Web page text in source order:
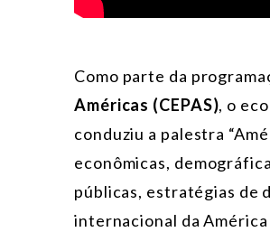
Como parte da
Américas (CEPAS), o
conduziu a palestra
econômicas,
públicas, estratégias de
internacional da